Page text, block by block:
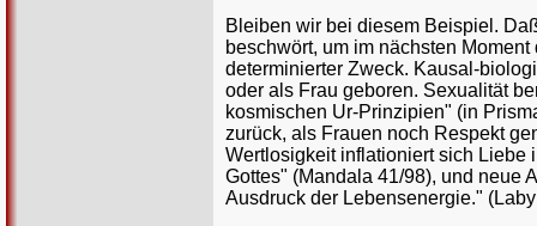
Bleiben wir bei diesem Beispiel.
beschwört, um im nächsten
determinierter Zweck. Kausal-
oder als Frau geboren. Sexualität
kosmischen Ur-Prinzipien" (in
zurück, als Frauen noch Respekt
Wertlosigkeit inflationiert sich Liebe
Gottes" (Mandala 41/98), und neue
Ausdruck der Lebensenergie."